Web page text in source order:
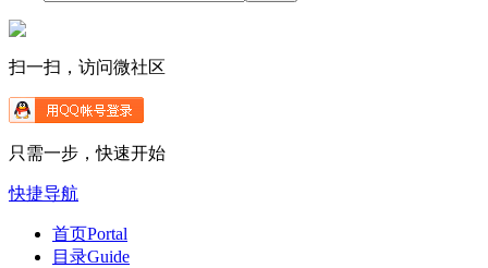
扫一扫，访问微社区
只需一步，快速开始
快捷导航
首页Portal
目录Guide